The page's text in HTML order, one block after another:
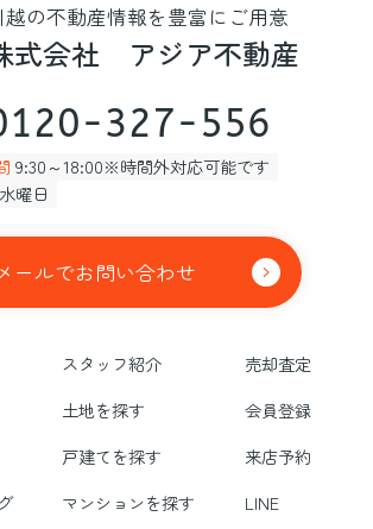
越の不動産情報を豊富にご用意
式会社 アジア不動産
327-556
9:30～18:00※時間外対応可能です
水曜日
ールでお問い合わせ
スタッフ紹介
売却査定
土地を探す
会員登録
戸建てを探す
来店予約
マンションを探す LINE